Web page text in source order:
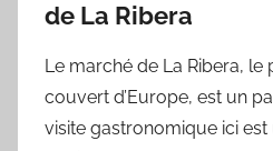
de La Ribera
Le marché de La Ribera,
couvert d’Europe, est un
visite gastronomique ici